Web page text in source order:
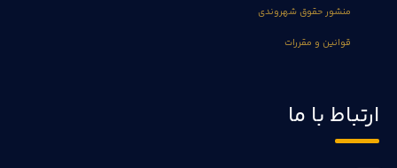
منشور حقوق شهروندی
قوانین و مقررات
ارتباط با ما